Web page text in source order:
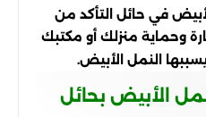
في حائل التأكد من
وحماية منزلك أو مكتبك
النمل الأبيض.
الأبيض بحائل